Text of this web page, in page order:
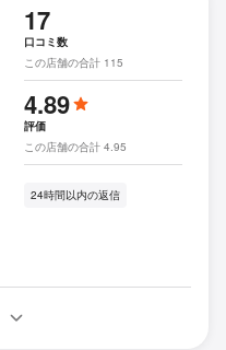
17
口コミ数
この店舗の合計 115
4.89
評価
この店舗の合計 4.95
24時間以内の返信